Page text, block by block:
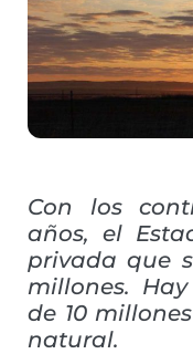
Con los
años, el
privada que
millones.
de 10
natural.